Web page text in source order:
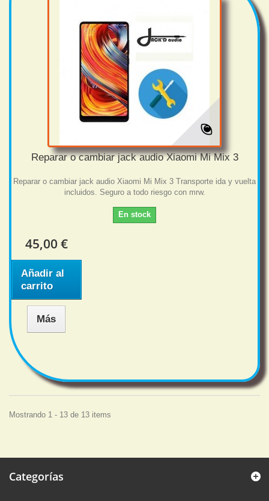
Reparar o cambiar jack audio Xiaomi Mi Mix 3
Reparar o cambiar jack audio Xiaomi Mi Mix 3 Transporte ida y vuelta
incluidos. Seguro a todo riesgo con mrw.
En stock
45,00 €
Añadir al
carrito
Más
Mostrando 1 - 13 de 13 items
Categorías